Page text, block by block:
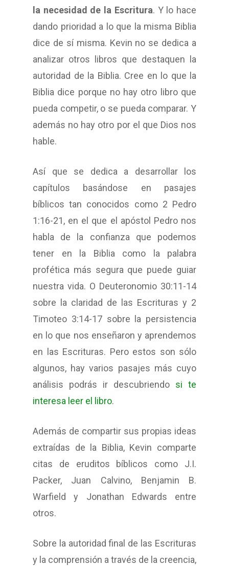
la necesidad de la Escritura. Y lo hace
dando prioridad a lo que la misma Biblia
dice de sí misma. Kevin no se dedica a
analizar otros libros que destaquen la
autoridad de la Biblia. Cree en lo que la
Biblia dice porque no hay otro libro que
pueda competir, o se pueda comparar. Y
además no hay otro por el que Dios nos
hable.
Así que se dedica a desarrollar los
capítulos basándose en pasajes
bíblicos tan conocidos como 2 Pedro
1:16-21, en el que el apóstol Pedro nos
habla de la confianza que podemos
tener en la Biblia como la palabra
profética más segura que puede guiar
nuestra vida. O Deuteronomio 30:11-14
sobre la claridad de las Escrituras y 2
Timoteo 3:14-17 sobre la persistencia
en lo que nos enseñaron y aprendemos
en las Escrituras. Pero estos son sólo
algunos, hay varios pasajes más cuyo
análisis podrás ir descubriendo si te
interesa leer el libro.
Además de compartir sus propias ideas
extraídas de la Biblia, Kevin comparte
citas de eruditos bíblicos como J.I.
Packer, Juan Calvino, Benjamin B.
Warfield y Jonathan Edwards entre
otros.
Sobre la autoridad final de las Escrituras
y la comprensión a través de la creencia,